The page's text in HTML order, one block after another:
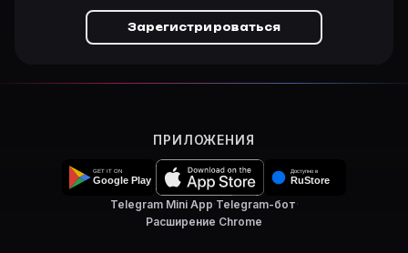
Зарегистрироваться
ПРИЛОЖЕНИЯ
Telegram Mini App·Telegram-бот·
Расширение Chrome